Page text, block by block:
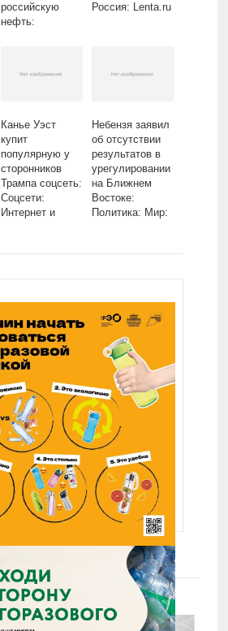
российскую
нефть:
Россия: Lenta.ru
Канье Уэст
купит
популярную у
сторонников
Трампа соцсеть:
Coцсети:
Интернет и
Небензя заявил
об отсутствии
результатов в
урегулировании
на Ближнем
Востоке:
Политика: Мир: